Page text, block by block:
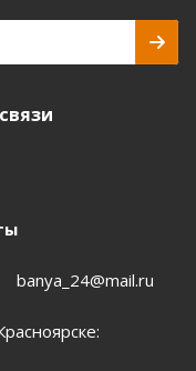
banya_24@mail.ru